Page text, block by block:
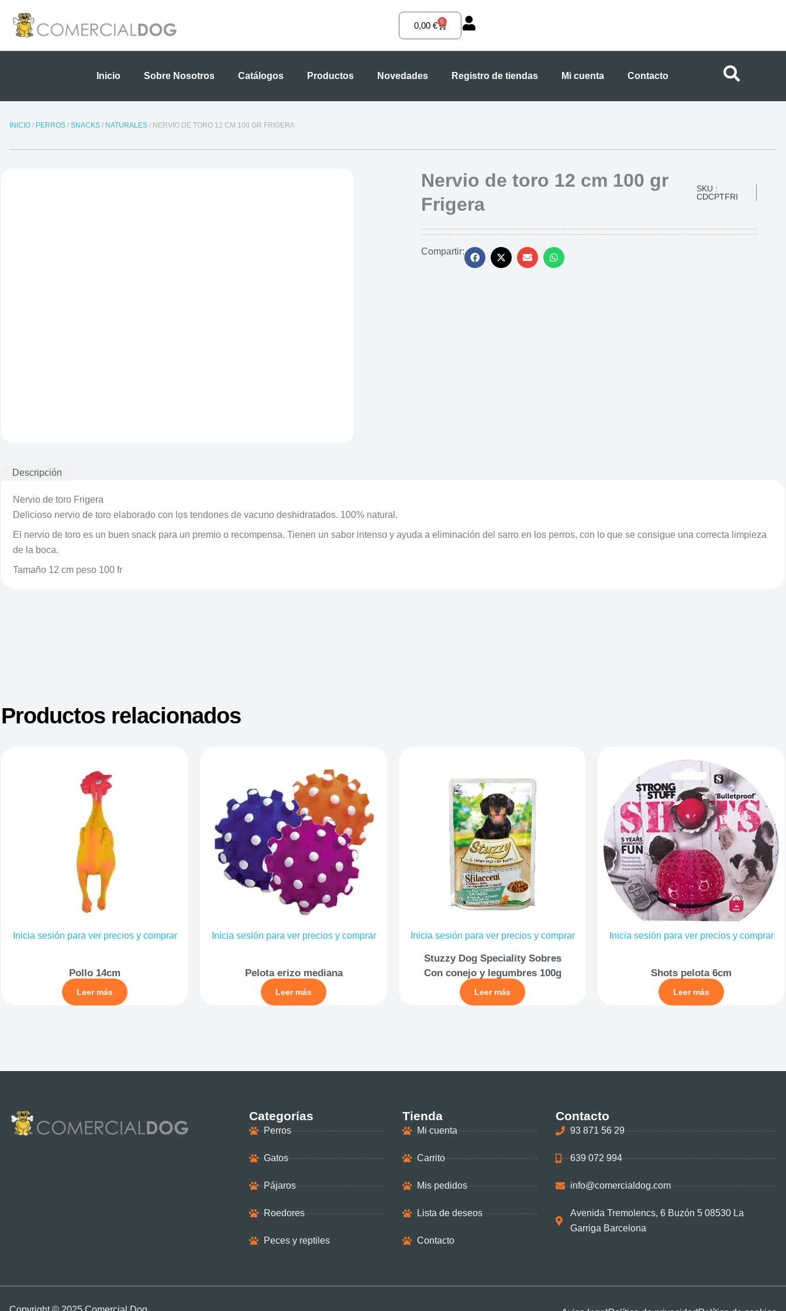
contenido
0,00 € 0
Carrito
Inicio Sobre Nosotros Catálogos Productos Novedades Registro de tiendas Mi cuenta Contacto
INICIO / PERROS / SNACKS / NATURALES / NERVIO DE TORO 12 CM 100 GR FRIGERA
Nervio de toro 12 cm 100 gr
Frigera
SKU :
CDCPTFRI
Compartir:
Descripción
Nervio de toro Frigera
Delicioso nervio de toro elaborado con los tendones de vacuno deshidratados. 100% natural.
El nervio de toro es un buen snack para un premio o recompensa. Tienen un sabor intenso y ayuda a eliminación del sarro en los perros, con lo que se consigue una correcta limpieza
de la boca.
Tamaño 12 cm peso 100 fr
Productos relacionados
Inicia sesión para ver precios y comprar
Pollo 14cm
Leer más
Inicia sesión para ver precios y comprar
Pelota erizo mediana
Leer más
Inicia sesión para ver precios y comprar
Stuzzy Dog Speciality Sobres
Con conejo y legumbres 100g
Leer más
Inicia sesión para ver precios y comprar
Shots pelota 6cm
Leer más
Categorías
Perros
Gatos
Pájaros
Roedores
Peces y reptiles
Tienda
Mi cuenta
Carrito
Mis pedidos
Lista de deseos
Contacto
Contacto
93 871 56 29
639 072 994
info@comercialdog.com
Avenida Tremolencs, 6 Buzón 5 08530 La
Garriga Barcelona